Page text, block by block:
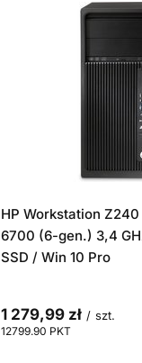
HP Workstation
6700 (6-gen.) 3,4
SSD / Win 10 Pro
1 279,99 zł / szt.
12799.90 PKT